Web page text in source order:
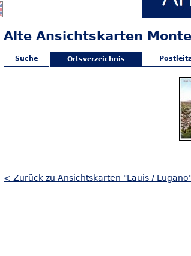
Alte Ansichtskarten
Suche Ortsverzeichnis
< Zurück zu Ansichtskarten "Lauis /